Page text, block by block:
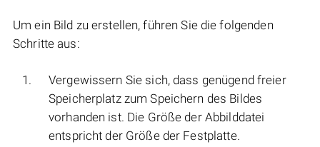
Um ein Bild zu erstellen, führen Sie die folgenden
Schritte aus:
Vergewissern Sie sich, dass genügend freier
Speicherplatz zum Speichern des Bildes
vorhanden ist. Die Größe der Abbilddatei
entspricht der Größe der Festplatte.